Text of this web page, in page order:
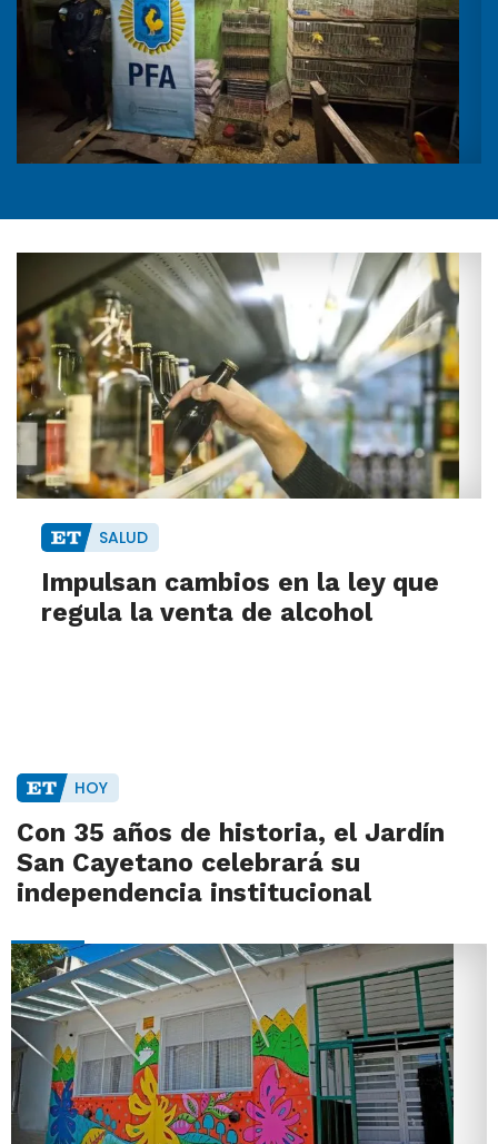
SALUD
Impulsan cambios en la ley que
regula la venta de alcohol
HOY
Con 35 años de historia, el Jardín
San Cayetano celebrará su
independencia institucional